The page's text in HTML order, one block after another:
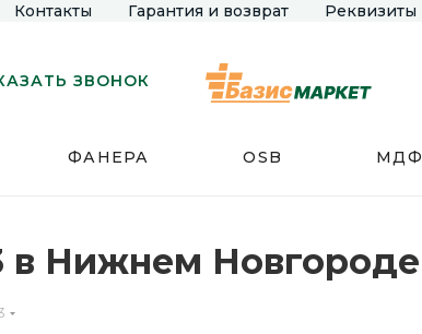
Контакты Гарантия и возврат Реквизиты
ЗВОНОК
ФАНЕРА OSB МДФ
в Нижнем Новгороде